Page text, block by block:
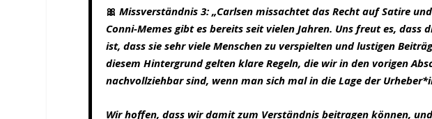
🎀Missverständnis 3: „Carlsen missachtet das Recht auf Satire
Conni-Memes gibt es bereits seit vielen Jahren. Uns freut es, dass
ist, dass sie sehr viele Menschen zu verspielten und lustigen
diesem Hintergrund gelten klare Regeln, die wir in den vorigen
nachvollziehbar sind, wenn man sich mal in die Lage der
Wir hoffen, dass wir damit zum Verständnis beitragen können,